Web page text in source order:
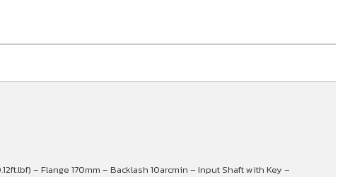
– Flange 170mm – Backlash 10arcmin – Input Shaft with Key –